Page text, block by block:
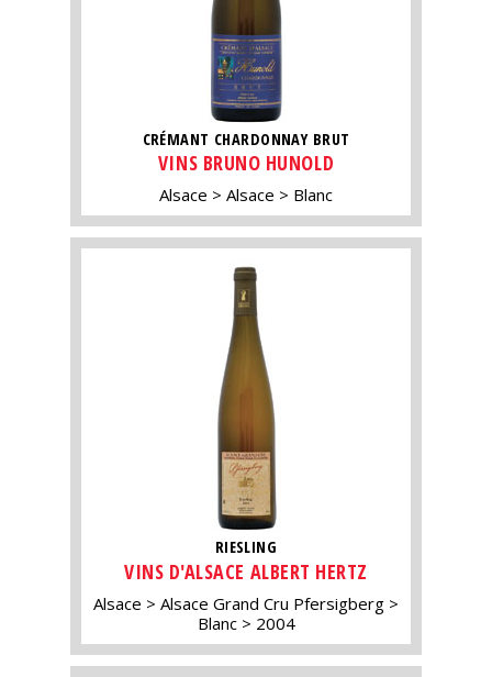
CRÉMANT CHARDONNAY BRUT
VINS BRUNO HUNOLD
Alsace Alsace Blanc
RIESLING
VINS D'ALSACE ALBERT HERTZ
Alsace
Alsace Grand Cru Pfersigberg
Blanc
2004